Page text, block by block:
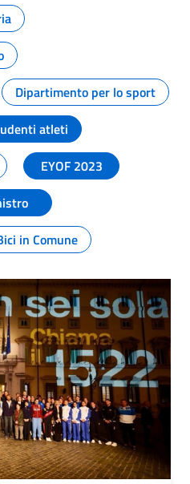
Dipartimento per lo sport
atleti
EYOF 2023
in Comune